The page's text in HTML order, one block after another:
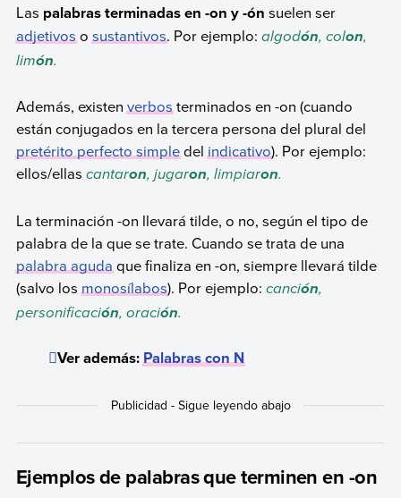
Las palabras terminadas en -on y -ón suelen ser
adjetivososustantivos. Por ejemplo: algodón, colon,
limón.
Además, existenverbosterminados en -on (cuando
están conjugados en la tercera persona del plural del
pretérito perfecto simpledelindicativo). Por ejemplo:
ellos/ellas cantaron, jugaron, limpiaron.
La terminación -on llevará tilde, o no, según el tipo de
palabra de la que se trate. Cuando se trata de una
palabra agudaque finaliza en -on, siempre llevará tilde
(salvo losmonosílabos). Por ejemplo: canción,
personificación, oración.
Ver además:Palabras con N
Ejemplos de palabras que terminen en -on